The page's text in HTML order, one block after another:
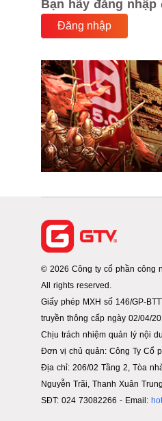
Bạn hãy đăng
Đăng nhập
© 2026 Công ty cổ phần công
All rights reserved.
Giấy phép MXH số 146/GP-
truyền thông cấp ngày 02/04/
Chịu trách nhiệm quản lý nội
Đơn vị chủ quản: Công Ty Cổ
Địa chỉ: 206/02 Tầng 2, Tòa
Nguyễn Trãi, Thanh Xuân
SĐT: 024 73082266 - Email: